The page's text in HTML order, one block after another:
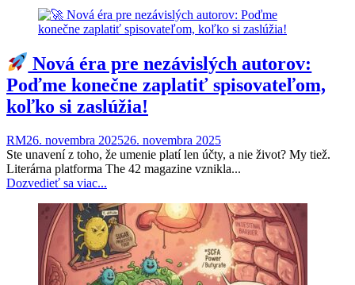
Nová éra pre nezávislých autorov:
Poďme konečne zaplatiť spisovateľom,
koľko si zaslúžia!
RM26. novembra 202526. novembra 2025
Ste unavení z toho, že umenie platí len účty, a nie život? My tiež.
Literárna platforma The 42 magazine vznikla...
Dozvedieť sa viac...